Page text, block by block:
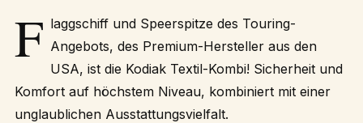
F laggschiff und Speerspitze des Touring-
Angebots, des Premium-Hersteller aus den
USA, ist die Kodiak Textil-Kombi! Sicherheit und
Komfort auf höchstem Niveau, kombiniert mit einer
unglaublichen Ausstattungsvielfalt.